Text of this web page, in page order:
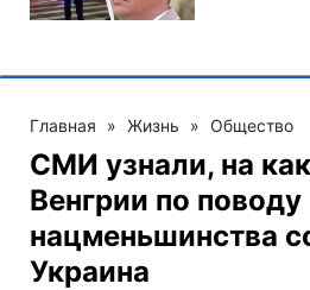
Главная » Жизнь » Общество
СМИ узнали, на
Венгрии по поводу
нацменьшинства
Украина